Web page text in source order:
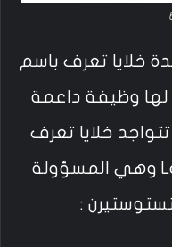
خلايا تعرف باسم
خلايا سيرتولي Sertolli Cells لها وظيفة داعمة
خلايا تعرف
باسم خلايا لايديغ Leydig Cells وهي المسؤولة
: